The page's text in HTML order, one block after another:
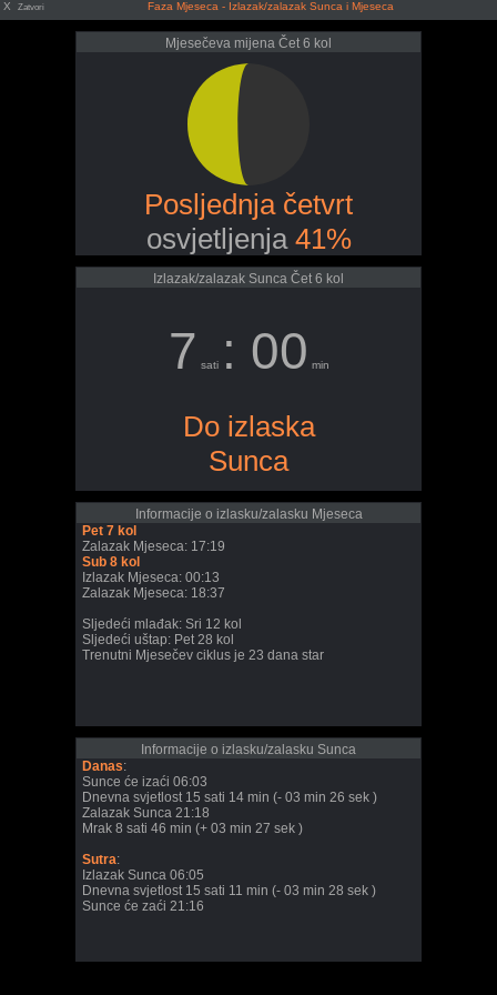
X Zatvori Faza Mjeseca - Izlazak/zalazak Sunca i Mjeseca
Mjesečeva mijena Čet 6 kol
Posljednja četvrt
osvjetljenja 41%
Izlazak/zalazak Sunca Čet 6 kol
7 sati : 00 min
Do izlaska
Sunca
Informacije o izlasku/zalasku Mjeseca
Pet 7 kol
Zalazak Mjeseca: 17:19
Sub 8 kol
Izlazak Mjeseca: 00:13
Zalazak Mjeseca: 18:37
Sljedeći mlađak: Sri 12 kol
Sljedeći uštap: Pet 28 kol
Trenutni Mjesečev ciklus je 23 dana star
Informacije o izlasku/zalasku Sunca
Danas:
Sunce će izaći 06:03
Dnevna svjetlost 15 sati 14 min (- 03 min 26 sek )
Zalazak Sunca 21:18
Mrak 8 sati 46 min (+ 03 min 27 sek )
Sutra:
Izlazak Sunca 06:05
Dnevna svjetlost 15 sati 11 min (- 03 min 28 sek )
Sunce će zaći 21:16